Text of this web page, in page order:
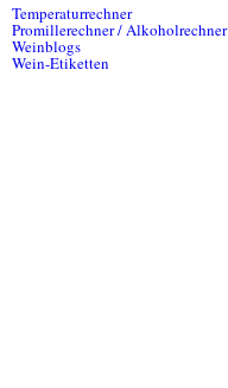
Temperaturrechner
Promillerechner / Alkoholrechner
Weinblogs
Wein-Etiketten